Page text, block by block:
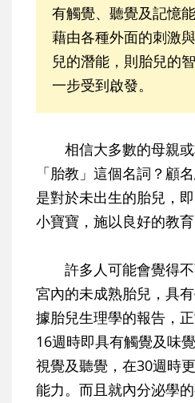
有觸覺、聽覺及記憶
藉由各種外面的刺激
兒的潛能，則胎兒的
一步受到啟發。
相信大多數的母親或
「胎教」這個名詞？顧
是對於未出生的胎兒，
小寶寶，施以良好的教育
許多人可能會覺得不
宮內的未成熟胎兒，具
據胎兒生理學的報告，
16週時即具有觸覺及味
視覺及聽覺，在30週時
能力。而且就內分泌學